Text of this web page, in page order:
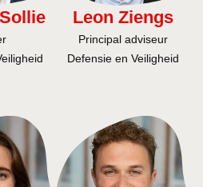
Leon Ziengs
Principal adviseur
Defensie en Veiligheid